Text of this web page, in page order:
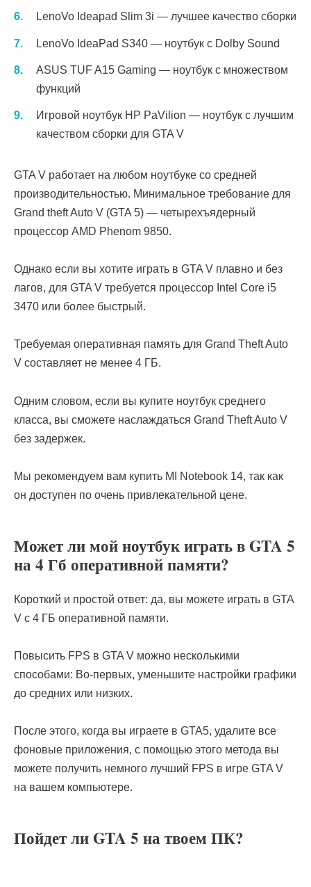
LenoVo Ideapad Slim 3i — лучшее качество сборки
LenoVo IdeaPad S340 — ноутбук с Dolby Sound
ASUS TUF A15 Gaming — ноутбук с множеством
функций
Игровой ноутбук HP PaVilion — ноутбук с лучшим
качеством сборки для GTA V
GTA V работает на любом ноутбуке со средней
производительностью. Минимальное требование для
Grand theft Auto V (GTA 5) — четырехъядерный
процессор AMD Phenom 9850.
Однако если вы хотите играть в GTA V плавно и без
лагов, для GTA V требуется процессор Intel Core i5
3470 или более быстрый.
Требуемая оперативная память для Grand Theft Auto
V составляет не менее 4 ГБ.
Одним словом, если вы купите ноутбук среднего
класса, вы сможете наслаждаться Grand Theft Auto V
без задержек.
Мы рекомендуем вам купить MI Notebook 14, так как
он доступен по очень привлекательной цене.
Может ли мой ноутбук играть в GTA 5
на 4 Гб оперативной памяти?
Короткий и простой ответ: да, вы можете играть в GTA
V с 4 ГБ оперативной памяти.
Повысить FPS в GTA V можно несколькими
способами: Во-первых, уменьшите настройки графики
до средних или низких.
После этого, когда вы играете в GTA5, удалите все
фоновые приложения, с помощью этого метода вы
можете получить немного лучший FPS в игре GTA V
на вашем компьютере.
Пойдет ли GTA 5 на твоем ПК?